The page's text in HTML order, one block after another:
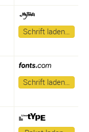
Schrift laden…
Schrift laden…